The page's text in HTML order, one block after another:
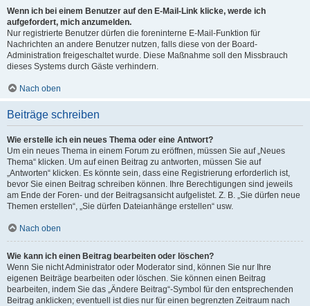
Wenn ich bei einem Benutzer auf den E-Mail-Link klicke, werde ich
aufgefordert, mich anzumelden.
Nur registrierte Benutzer dürfen die foreninterne E-Mail-Funktion für
Nachrichten an andere Benutzer nutzen, falls diese von der Board-
Administration freigeschaltet wurde. Diese Maßnahme soll den Missbrauch
dieses Systems durch Gäste verhindern.
Nach oben
Beiträge schreiben
Wie erstelle ich ein neues Thema oder eine Antwort?
Um ein neues Thema in einem Forum zu eröffnen, müssen Sie auf „Neues
Thema“ klicken. Um auf einen Beitrag zu antworten, müssen Sie auf
„Antworten“ klicken. Es könnte sein, dass eine Registrierung erforderlich ist,
bevor Sie einen Beitrag schreiben können. Ihre Berechtigungen sind jeweils
am Ende der Foren- und der Beitragsansicht aufgelistet. Z. B. „Sie dürfen neue
Themen erstellen“, „Sie dürfen Dateianhänge erstellen“ usw.
Nach oben
Wie kann ich einen Beitrag bearbeiten oder löschen?
Wenn Sie nicht Administrator oder Moderator sind, können Sie nur Ihre
eigenen Beiträge bearbeiten oder löschen. Sie können einen Beitrag
bearbeiten, indem Sie das „Ändere Beitrag“-Symbol für den entsprechenden
Beitrag anklicken; eventuell ist dies nur für einen begrenzten Zeitraum nach